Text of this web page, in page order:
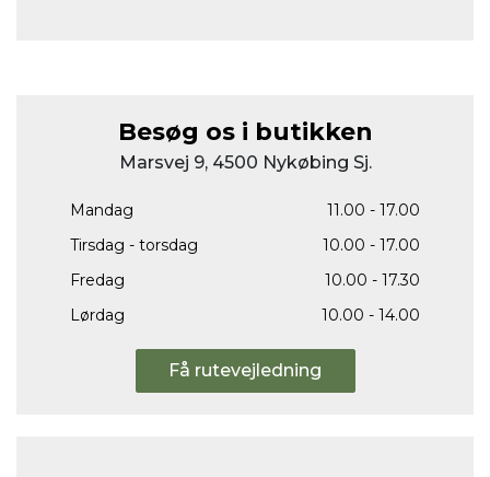
Besøg os i butikken
Marsvej 9, 4500 Nykøbing Sj.
Mandag
11.00 - 17.00
Tirsdag - torsdag
10.00 - 17.00
Fredag
10.00 - 17.30
Lørdag
10.00 - 14.00
Få rutevejledning